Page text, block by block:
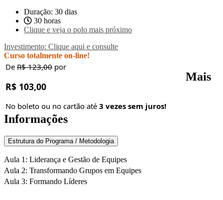
Duração: 30 dias
30 horas
Clique e veja o polo mais próximo
Investimento: Clique aqui e consulte
Curso totalmente on-line!
De R$ 123,00 por
R$ 103,00
No boleto ou no cartão até 3 vezes sem juros!
Mais
Informações
Estrutura do Programa / Metodologia
Aula 1: Liderança e Gestão de Equipes
Aula 2: Transformando Grupos em Equipes
Aula 3: Formando Líderes